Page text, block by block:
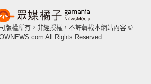
版權所有，非經授權，不許轉載本網站內容 ©
Rights Reserved.